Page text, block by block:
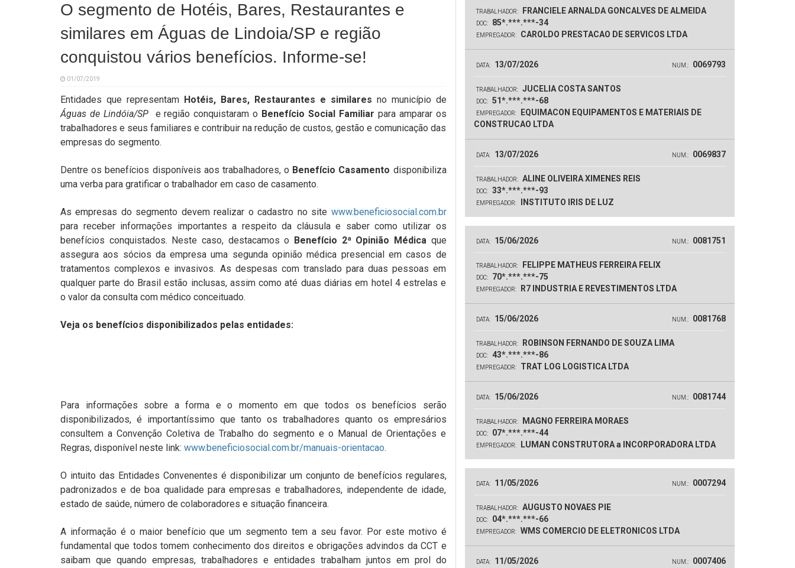
O segmento de Hotéis, Bares, Restaurantes e
similares em Águas de Lindoia/SP e região
conquistou vários benefícios. Informe-se!
01/07/2019
Entidades que representam Hotéis, Bares, Restaurantes e similares no município de
Águas de Lindóia/SPe região conquistaram o Benefício Social Familiar para amparar os
trabalhadores e seus familiares e contribuir na redução de custos, gestão e comunicação das
empresas do segmento.
Dentre os benefícios disponíveis aos trabalhadores, o Benefício Casamento disponibiliza
uma verba para gratificar o trabalhador em caso de casamento.
As empresas do segmento devem realizar o cadastro no site www.beneficiosocial.com.br
para receber informações importantes a respeito da cláusula e saber como utilizar os
benefícios conquistados. Neste caso, destacamos o Benefício 2ª Opinião Médicaque
assegura aos sócios da empresa uma segunda opinião médica presencial em casos de
tratamentos complexos e invasivos. As despesas com translado para duas pessoas em
qualquer parte do Brasil estão inclusas, assim como até duas diárias em hotel 4 estrelas e
o valor da consulta com médico conceituado.
Veja os benefícios disponibilizados pelas entidades:
Para informações sobre a forma e o momento em que todos os benefícios serão
disponibilizados, é importantíssimo que tanto os trabalhadores quanto os empresários
consultem a Convenção Coletiva de Trabalho do segmento e o Manual de Orientações e
Regras, disponível neste link: www.beneficiosocial.com.br/manuais-orientacao.
O intuito das Entidades Convenentes é disponibilizar um conjunto de benefícios regulares,
padronizados e de boa qualidade para empresas e trabalhadores, independente de idade,
estado de saúde, número de colaboradores e situação financeira.
A informação é o maior benefício que um segmento tem a seu favor. Por este motivo é
fundamental que todos tomem conhecimento dos direitos e obrigações advindos da CCT e
saibam que quando empresas, trabalhadores e entidades trabalham juntos em prol do
TRABALHADOR: FRANCIELE ARNALDA GONCALVES DE ALMEIDA
DOC: 85*.***.***-34
EMPREGADOR: CAROLDO PRESTACAO DE SERVICOS LTDA
DATA: 13/07/2026 NUM.: 0069793
TRABALHADOR: JUCELIA COSTA SANTOS
DOC: 51*.***.***-68
EMPREGADOR:
EQUIMACON EQUIPAMENTOS E MATERIAIS DE
CONSTRUCAO LTDA
DATA: 13/07/2026 NUM.: 0069837
TRABALHADOR: ALINE OLIVEIRA XIMENES REIS
DOC: 33*.***.***-93
EMPREGADOR: INSTITUTO IRIS DE LUZ
DATA: 15/06/2026 NUM.: 0081751
TRABALHADOR: FELIPPE MATHEUS FERREIRA FELIX
DOC: 70*.***.***-75
EMPREGADOR: R7 INDUSTRIA E REVESTIMENTOS LTDA
DATA: 15/06/2026 NUM.: 0081768
TRABALHADOR: ROBINSON FERNANDO DE SOUZA LIMA
DOC: 43*.***.***-86
EMPREGADOR: TRAT LOG LOGISTICA LTDA
DATA: 15/06/2026 NUM.: 0081744
TRABALHADOR: MAGNO FERREIRA MORAES
DOC: 07*.***.***-44
EMPREGADOR: LUMAN CONSTRUTORA a INCORPORADORA LTDA
DATA: 11/05/2026 NUM.: 0007294
TRABALHADOR: AUGUSTO NOVAES PIE
DOC: 04*.***.***-66
EMPREGADOR: WMS COMERCIO DE ELETRONICOS LTDA
DATA: 11/05/2026 NUM.: 0007406